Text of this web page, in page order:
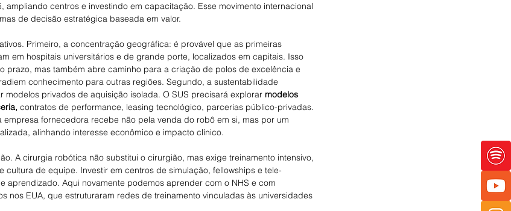
ampliando centros e investindo em capacitação. Esse movimento internacional
de decisão estratégica baseada em valor.
Primeiro, a concentração geográfica: é provável que as primeiras
em hospitais universitários e de grande porte, localizados em capitais. Isso
prazo, mas também abre caminho para a criação de polos de excelência e
conhecimento para outras regiões. Segundo, a sustentabilidade
modelos privados de aquisição isolada. O SUS precisará explorar modelos
contratos de performance, leasing tecnológico, parcerias público-privadas.
empresa fornecedora recebe não pela venda do robô em si, mas por um
alinhando interesse econômico e impacto clínico.
A cirurgia robótica não substitui o cirurgião, mas exige treinamento intensivo,
cultura de equipe. Investir em centros de simulação, fellowships e tele-
aprendizado. Aqui novamente podemos aprender com o NHS e com
nos EUA, que estruturaram redes de treinamento vinculadas às universidades